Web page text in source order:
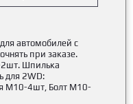
автомобилей с
при заказе.
2шт. Шпилька
для 2WD:
М10-4шт, Болт М10-